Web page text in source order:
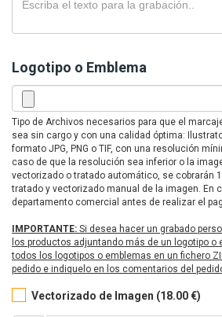
Logotipo o Emblema
Tipo de Archivos necesarios para que el
sea sin cargo y con una calidad óptima:
formato JPG, PNG o TIF, con una resolución
caso de que la resolución sea inferior o la
vectorizado o tratado automático, se cobrarán
tratado y vectorizado manual de la imagen. En
departamento comercial antes de realizar el
IMPORTANTE: Si desea hacer un grabado
los productos adjuntando más de un logotipo o
todos los logotipos o emblemas en un fichero
pedido e indiquelo en los comentarios del
Vectorizado de Imagen (18.00 €)